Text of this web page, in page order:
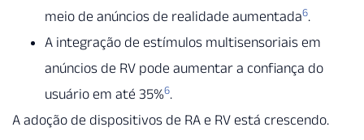
meio de anúncios de realidade aumentada6.
A integração de estímulos multisensoriais em
anúncios de RV pode aumentar a confiança do
usuário em até 35%6.
A adoção de dispositivos de RA e RV está crescendo.